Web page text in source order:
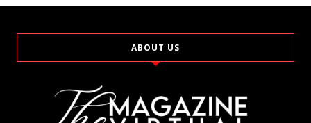
ABOUT US